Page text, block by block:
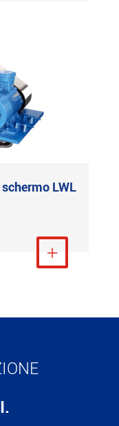
LWL
Visualizza altro
